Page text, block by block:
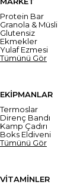
Protein Bar
Granola & Müsli
Glutensiz
Ekmekler
Yulaf Ezmesi
Tümünü Gör
EKİPMANLAR
Termoslar
Direnç Bandı
Kamp Çadırı
Boks Eldiveni
Tümünü Gör
VİTAMİNLER